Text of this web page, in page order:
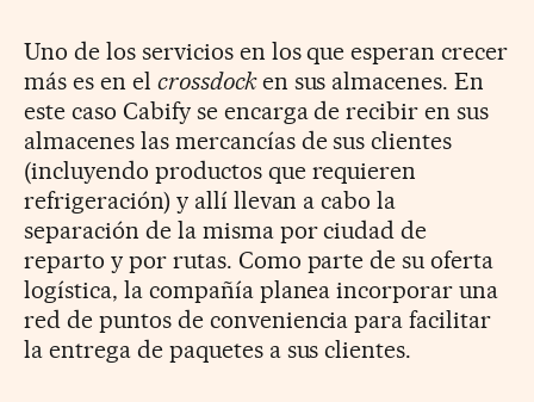
Uno de los servicios en los que esperan crecer
más es en el crossdocken sus almacenes. En
este caso Cabify se encarga de recibir en sus
almacenes las mercancías de sus clientes
(incluyendo productos que requieren
refrigeración) y allí llevan a cabo la
separación de la misma por ciudad de
reparto y por rutas. Como parte de su oferta
logística, la compañía planea incorporar una
red de puntos de conveniencia para facilitar
la entrega de paquetes a sus clientes.